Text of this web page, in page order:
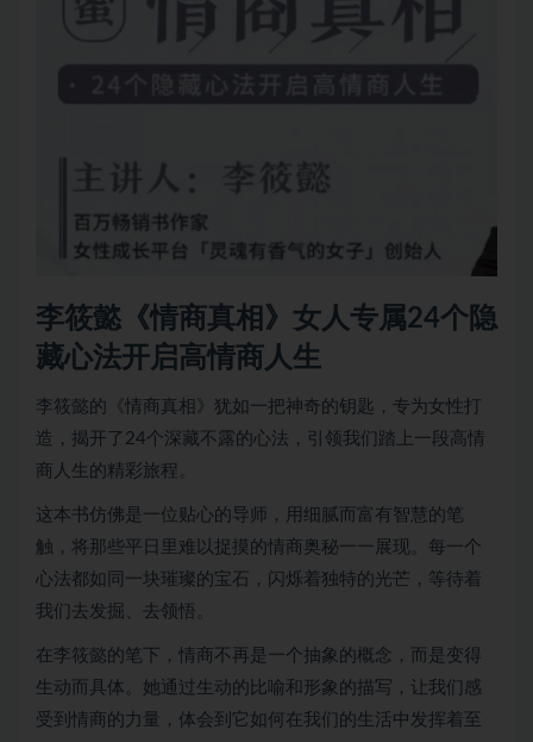
李筱懿《情商真相》女人专属24个隐
藏心法开启高情商人生
李筱懿的《情商真相》犹如一把神奇的钥匙，专为女性打
造，揭开了24个深藏不露的心法，引领我们踏上一段高情
商人生的精彩旅程。
这本书仿佛是一位贴心的导师，用细腻而富有智慧的笔
触，将那些平日里难以捉摸的情商奥秘一一展现。每一个
心法都如同一块璀璨的宝石，闪烁着独特的光芒，等待着
我们去发掘、去领悟。
在李筱懿的笔下，情商不再是一个抽象的概念，而是变得
生动而具体。她通过生动的比喻和形象的描写，让我们感
受到情商的力量，体会到它如何在我们的生活中发挥着至